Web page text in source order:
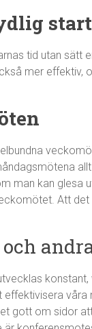
tid utan sätt
mer effektiv,
man kan glesa
Att
gott om sidor